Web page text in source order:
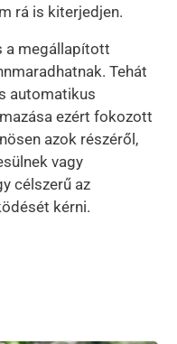
rá is kiterjedjen.
a megállapított
Tehát
automatikus
ezért fokozott
azok részéről,
vagy
célszerű az
kérni.